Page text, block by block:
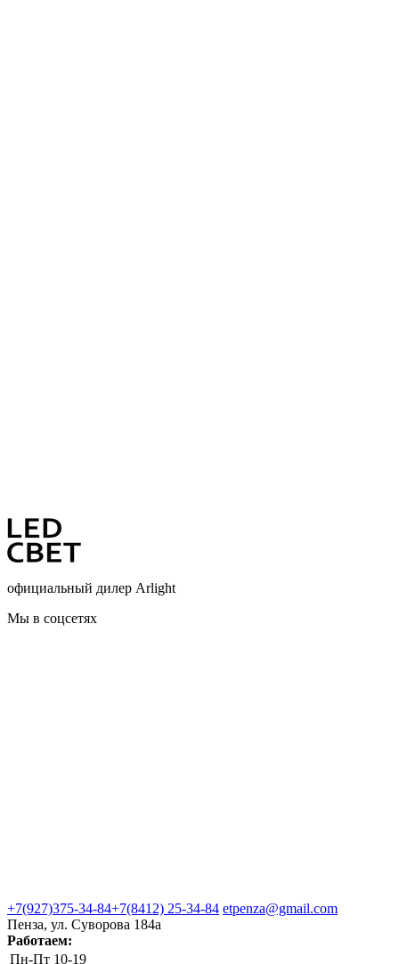
официальный дилер Arlight
Мы в соцсетях
+7(927)375-34-84+7(8412) 25-34-84 etpenza@gmail.com
Пенза, ул. Cуворова 184а
Работаем:
Пн-Пт 10-19